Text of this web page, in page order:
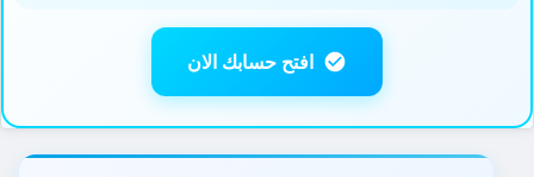
افتح حسابك الان